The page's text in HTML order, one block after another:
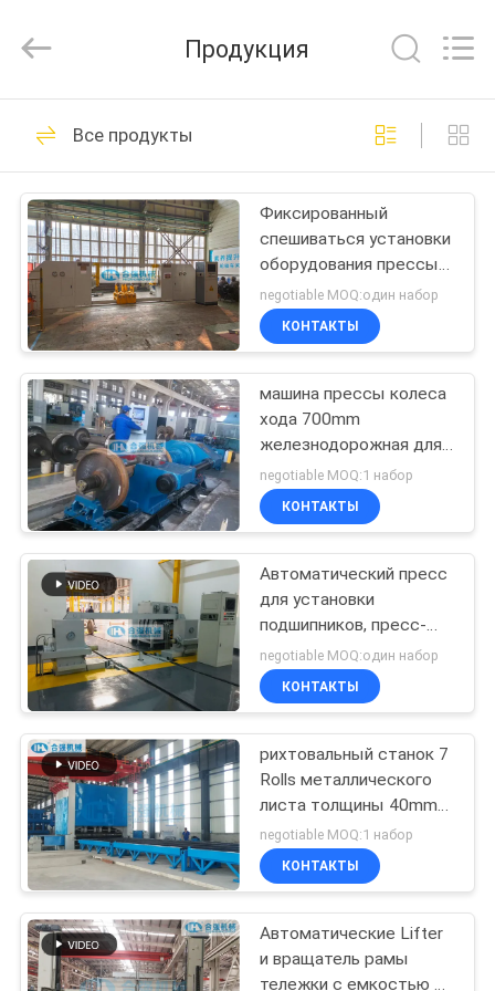
ДОМ
ПРОДУКТЫ
НАС
ПУТЕШЕСТВИЕ
ФАБРИКИ
ПРОВЕРКА
КАЧЕСТВА
СВЯЖИТЕСЬ
МЫ
СПРОСИТЕ
ЦИТАТУ
КАРТА
САЙТА
PRIVACY
POLICY
Share
Rights
Пресса Wheelset
52
Машина прессы
колеса
26
Машина прессы
подшипника
колеса
Машина
гидравлической
прессы
Продукция
Все продукты
Фиксированный
спешиваться установки
оборудования прессы
подшипника колеса
negotiable MOQ:один набор
КОНТАКТЫ
машина прессы колеса
хода 700mm
железнодорожная для
разборки
negotiable MOQ:1 набор
КОНТАКТЫ
Автоматический пресс
для установки
подшипников, пресс-
машина для колесных
подшипников
negotiable MOQ:один набор
КОНТАКТЫ
рихтовальный станок 7
Rolls металлического
листа толщины 40mm
выправляя машину
negotiable MOQ:1 набор
КОНТАКТЫ
Автоматические Lifter
и вращатель рамы
тележки с емкостью 5